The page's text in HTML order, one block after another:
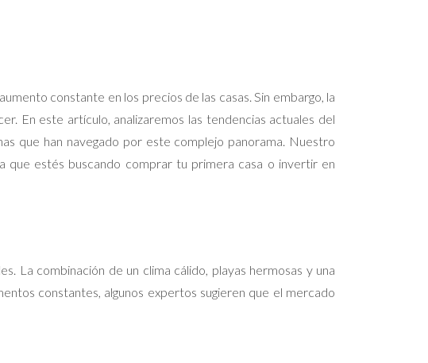
constante en los precios de las casas. Sin embargo, la
En este artículo, analizaremos las tendencias actuales del
que han navegado por este complejo panorama. Nuestro
que estés buscando comprar tu primera casa o invertir en
La combinación de un clima cálido, playas hermosas y una
constantes, algunos expertos sugieren que el mercado